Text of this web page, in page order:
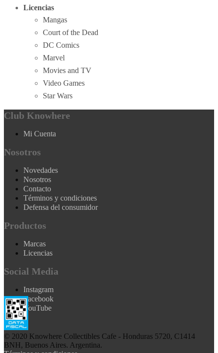
Licencias
Mangas
Court of the Dead
DC Comics
Marvel
Movies and TV
Video Games
Star Wars
Club Knowhere
Mi Cuenta
Nosotros
Novedades
Nosotros
Contacto
Términos y condiciones
Defensa del consumidor
Productos
Marcas
Licencias
Social Media
Instagram
Facebook
YouTube
© 2020 Knowhere Collectibles Cafe - Honduras 5720, C1414
BNH, Buenos Aires. Argentina.